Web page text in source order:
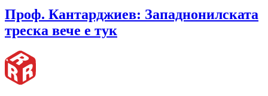
Проф. Кантарджиев: Западнонилската
треска вече е тук